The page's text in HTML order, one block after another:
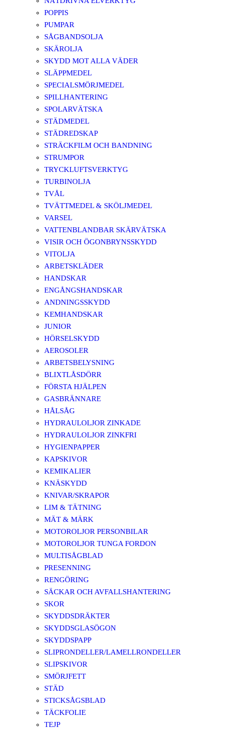
POPPIS
PUMPAR
SÅGBANDSOLJA
SKÄROLJA
SKYDD MOT ALLA VÄDER
SLÄPPMEDEL
SPECIALSMÖRJMEDEL
SPILLHANTERING
SPOLARVÄTSKA
STÄDMEDEL
STÄDREDSKAP
STRÄCKFILM OCH BANDNING
STRUMPOR
TRYCKLUFTSVERKTYG
TURBINOLJA
TVÅL
TVÄTTMEDEL & SKÖLJMEDEL
VARSEL
VATTENBLANDBAR SKÄRVÄTSKA
VISIR OCH ÖGONBRYNSSKYDD
VITOLJA
ARBETSKLÄDER
HANDSKAR
ENGÅNGSHANDSKAR
ANDNINGSSKYDD
KEMHANDSKAR
JUNIOR
HÖRSELSKYDD
AEROSOLER
ARBETSBELYSNING
BLIXTLÅSDÖRR
FÖRSTA HJÄLPEN
GASBRÄNNARE
HÅLSÅG
HYDRAULOLJOR ZINKADE
HYDRAULOLJOR ZINKFRI
HYGIENPAPPER
KAPSKIVOR
KEMIKALIER
KNÄSKYDD
KNIVAR/SKRAPOR
LIM & TÄTNING
MÄT & MÄRK
MOTOROLJOR PERSONBILAR
MOTOROLJOR TUNGA FORDON
MULTISÅGBLAD
PRESENNING
RENGÖRING
SÄCKAR OCH AVFALLSHANTERING
SKOR
SKYDDSDRÄKTER
SKYDDSGLASÖGON
SKYDDSPAPP
SLIPRONDELLER/LAMELLRONDELLER
SLIPSKIVOR
SMÖRJFETT
STÄD
STICKSÅGSBLAD
TÄCKFOLIE
TEJP